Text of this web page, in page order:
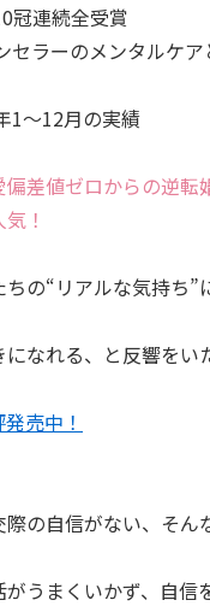
冠連続全受賞
ラーのメンタルケア
1～12月の実績
差値ゼロからの逆転
！
の“リアルな気持ち”
なれる、と反響をい
売中！
の自信がない、そん
うまくいかず、自信